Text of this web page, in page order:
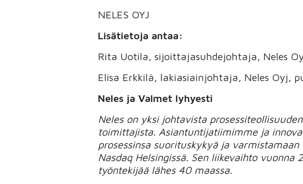
NELES OYJ
Lisätietoja antaa:
Rita Uotila, sijoittajasuhdejohtaja, Neles
Elisa Erkkilä, lakiasiainjohtaja, Neles Oyj,
Neles ja Valmet lyhyesti
Neles on yksi johtavista
toimittajista. Asiantuntijatiimimme ja
prosessinsa suorituskykyä ja
Nasdaq Helsingissä. Sen liikevaihto
työntekijää lähes 40 maassa.